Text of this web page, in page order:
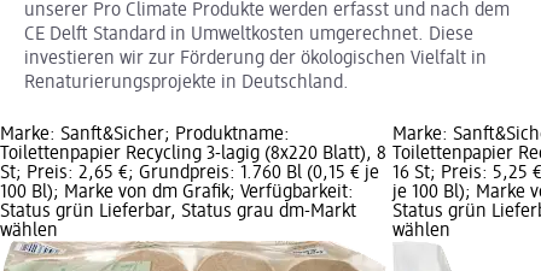
unserer Pro Climate Produkte werden erfasst und nach dem
CE Delft Standard in Umweltkosten umgerechnet. Diese
investieren wir zur Förderung der ökologischen Vielfalt in
Renaturierungsprojekte in Deutschland.
Marke: Sanft&Sicher; Produktname:
Toilettenpapier Recycling 3-lagig (8x220 Blatt), 8
St; Preis: 2,65 €; Grundpreis: 1.760 Bl (0,15 € je
100 Bl); Marke von dm Grafik; Verfügbarkeit:
Status grün Lieferbar, Status grau dm-Markt
wählen
Marke:
Toilettenpapier
16 St; Preis: 5,25
je 100 Bl); Marke
Status grün
wählen